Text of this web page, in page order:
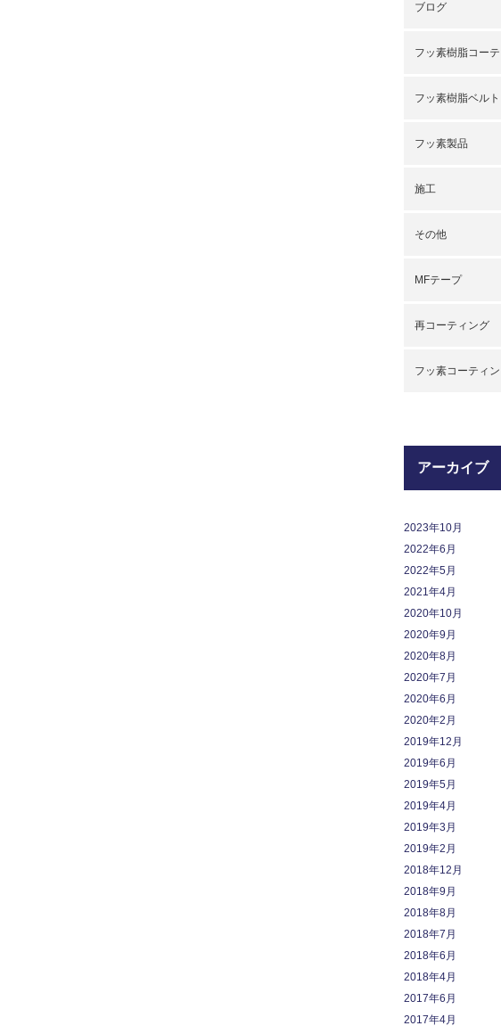
ブログ
フッ素樹脂コー
フッ素樹脂ベルト
フッ素製品
施工
その他
MFテープ
再コーティング
フッ素コーティ
アーカイブ
2023年10月
2022年6月
2022年5月
2021年4月
2020年10月
2020年9月
2020年8月
2020年7月
2020年6月
2020年2月
2019年12月
2019年6月
2019年5月
2019年4月
2019年3月
2019年2月
2018年12月
2018年9月
2018年8月
2018年7月
2018年6月
2018年4月
2017年6月
2017年4月